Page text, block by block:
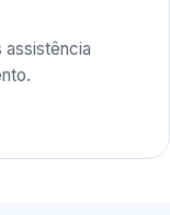
assistência